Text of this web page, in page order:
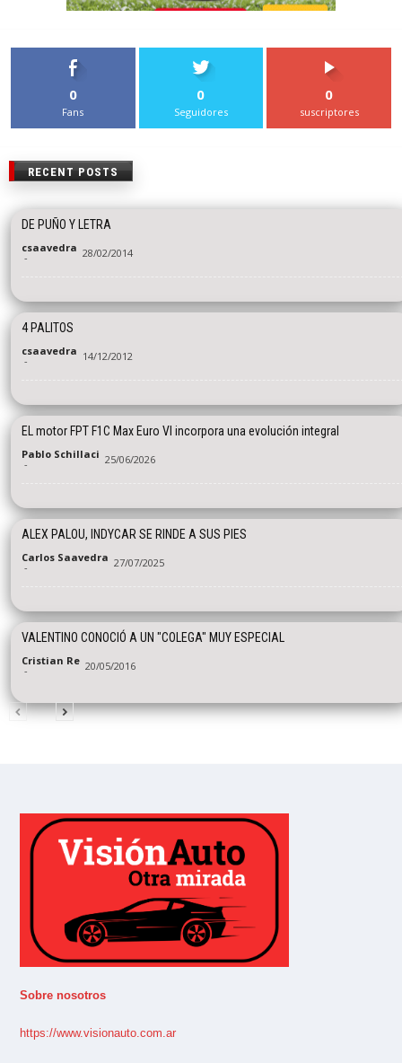
0
Fans
0
Seguidores
0
suscriptores
RECENT POSTS
DE PUÑO Y LETRA
csaavedra
- 28/02/2014
4 PALITOS
csaavedra
- 14/12/2012
EL motor FPT F1C Max Euro VI incorpora una evolución integral
Pablo Schillaci
- 25/06/2026
ALEX PALOU, INDYCAR SE RINDE A SUS PIES
Carlos Saavedra
- 27/07/2025
VALENTINO CONOCIÓ A UN "COLEGA" MUY ESPECIAL
Cristian Re
- 20/05/2016
Sobre nosotros
https://www.visionauto.com.ar